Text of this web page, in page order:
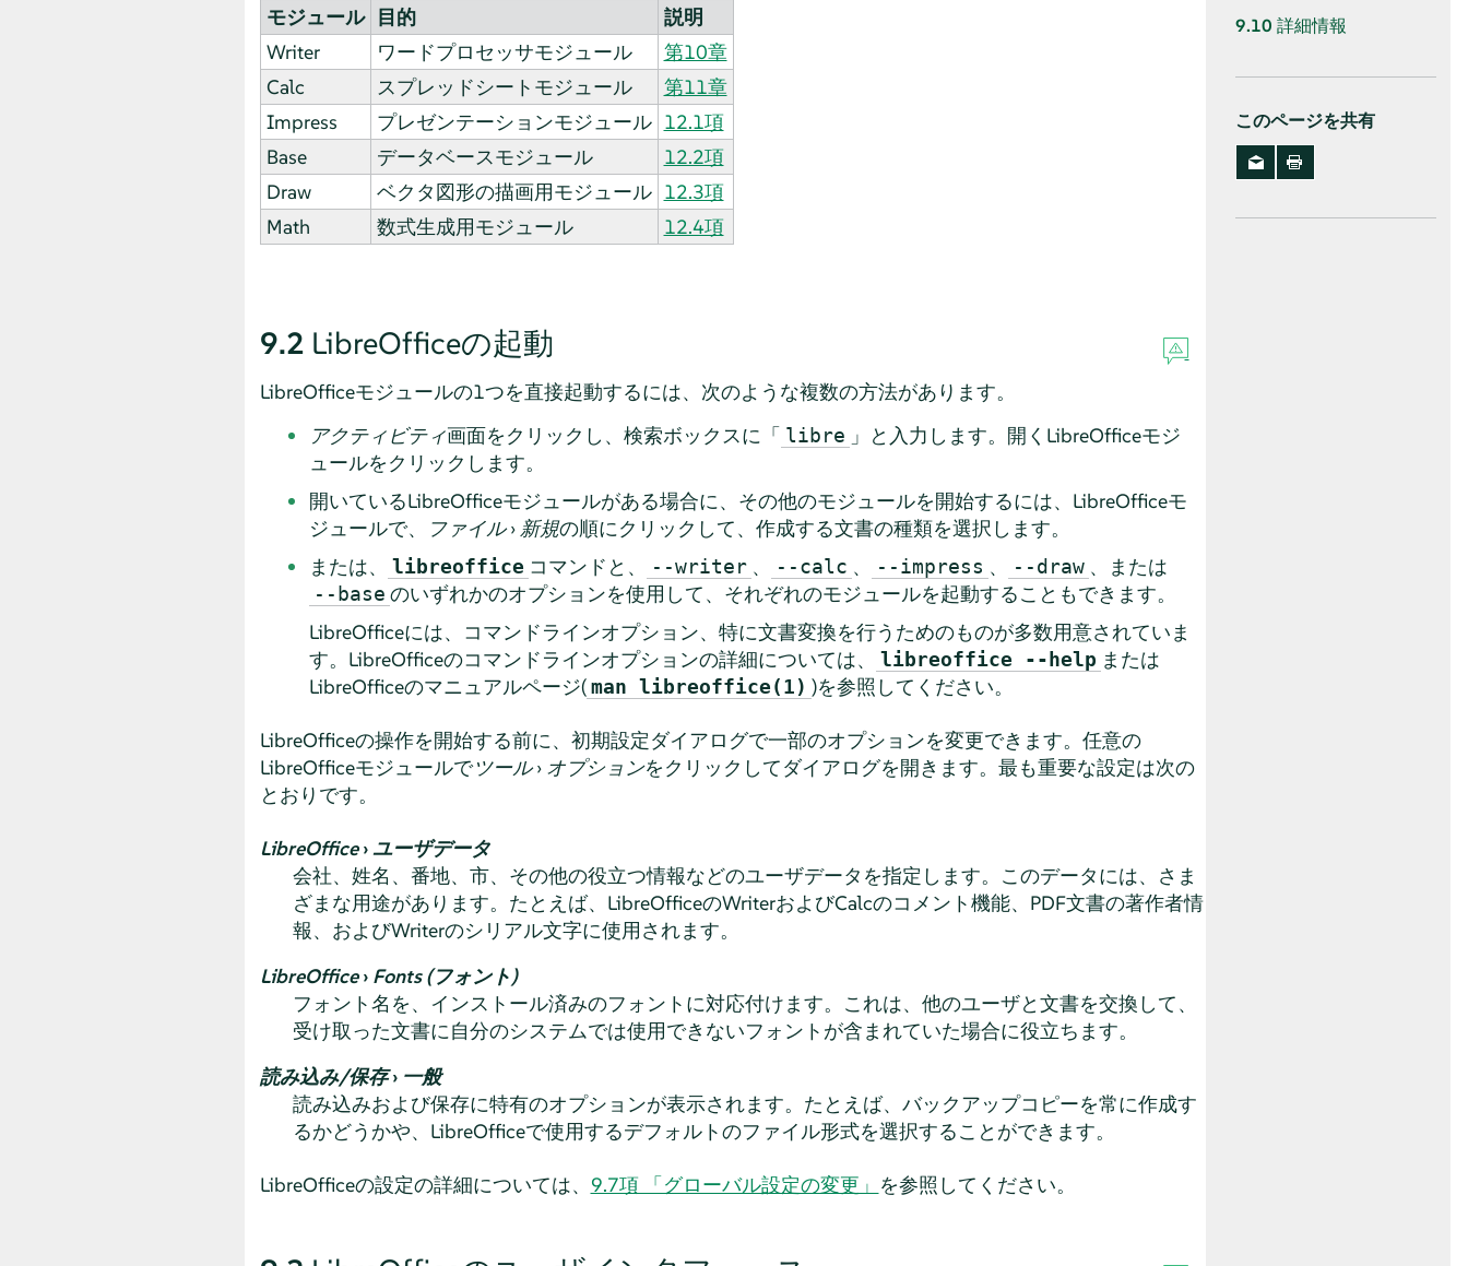
モジュール 目的
説明
Writer
ワードプロセッサモジュール
第10章
Calc
スプレッドシートモジュール
第11章
Impress
プレゼンテーションモジュール 12.1項
Base
データベースモジュール
12.2項
Draw
ベクタ図形の描画用モジュール 12.3項
Math
数式生成用モジュール 12.4項
9.2 LibreOfficeの起動
LibreOfficeモジュールの1つを直接起動するには、次のような複数の方法があります。
アクティビティ画面をクリックし、検索ボックスに「 libre 」と入力します。開くLibreOfficeモジ
ュールをクリックします。
開いているLibreOfficeモジュールがある場合に、その他のモジュールを開始するには、LibreOfficeモ
ジュールで、
ファイル› 新規の順にクリックして、作成する文書の種類を選択します。
または、
libreoffice コマンドと、 --writer 、 --calc 、 --impress 、 --draw 、または
--base のいずれかのオプションを使用して、それぞれのモジュールを起動することもできます。
LibreOfficeには、コマンドラインオプション、特に文書変換を行うためのものが多数用意されていま
す。LibreOfficeのコマンドラインオプションの詳細については、
libreoffice --help または
LibreOfficeのマニュアルページ( man libreoffice(1) )を参照してください。
LibreOfficeの操作を開始する前に、初期設定ダイアログで一部のオプションを変更できます。任意の
LibreOfficeモジュールでツール› オプションをクリックしてダイアログを開きます。最も重要な設定は次の
とおりです。
LibreOffice› ユーザデータ
会社、姓名、番地、市、その他の役立つ情報などのユーザデータを指定します。このデータには、さま
ざまな用途があります。たとえば、LibreOfficeのWriterおよびCalcのコメント機能、PDF文書の著作者情
報、およびWriterのシリアル文字に使用されます。
LibreOffice› Fonts (フォント)
フォント名を、インストール済みのフォントに対応付けます。これは、他のユーザと文書を交換して、
受け取った文書に自分のシステムでは使用できないフォントが含まれていた場合に役立ちます。
読み込み/保存› 一般
読み込みおよび保存に特有のオプションが表示されます。たとえば、バックアップコピーを常に作成す
るかどうかや、LibreOfficeで使用するデフォルトのファイル形式を選択することができます。
LibreOfficeの設定の詳細については、 9.7項 「グローバル設定の変更」 を参照してください。
9.10 詳細情報
このページを共有